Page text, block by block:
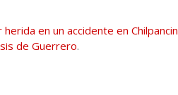
herida en un accidente en
de Guerrero.